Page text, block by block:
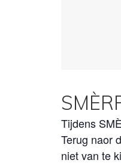
Tijdens
Terug naor
niet van te